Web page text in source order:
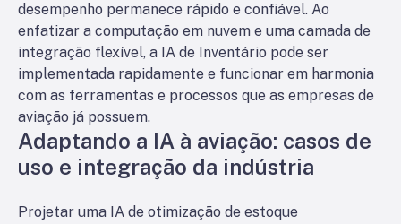
desempenho permanece rápido e confiável. Ao
enfatizar a computação em nuvem e uma camada de
integração flexível, a IA de Inventário pode ser
implementada rapidamente e funcionar em harmonia
com as ferramentas e processos que as empresas de
aviação já possuem.
Adaptando a IA à aviação: casos de
uso e integração da indústria
Projetar uma IA de otimização de estoque